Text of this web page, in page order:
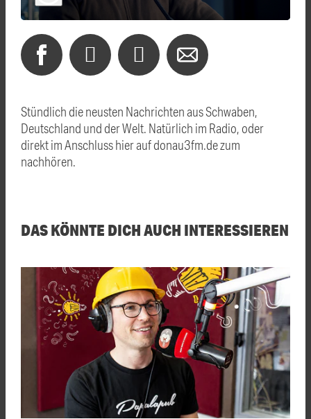
Stündlich die neusten Nachrichten aus Schwaben,
Deutschland und der Welt. Natürlich im Radio, oder
direkt im Anschluss hier auf donau3fm.de zum
nachhören.
DAS KÖNNTE DICH AUCH INTERESSIEREN